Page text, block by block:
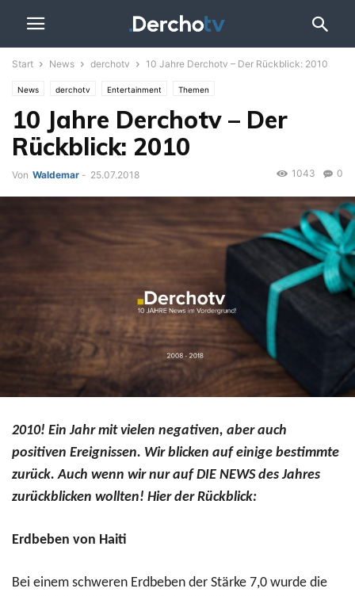
Start News derchotv 10 Jahre Derchotv – Der Rückblick: 2010
News derchotv Entertainment Themen
10 Jahre Derchotv – Der
Rückblick: 2010
Von Waldemar - 25.07.2018 0
1043
2010! Ein Jahr mit vielen negativen, aber auch
positiven Ereignissen. Wir blicken auf einige bestimmte
zurück. Auch wenn wir nur auf DIE NEWS des Jahres
zurückblicken wollten! Hier der Rückblick:
Erdbeben von Haiti
Bei einem schweren Erdbeben der Stärke 7,0 wurde die